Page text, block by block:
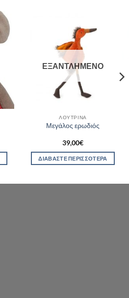
ΕΞΑΝΤΛΗΜΈΝΟ
ΛΟΎΤΡΙΝΑ
Μεγάλος ερωδιός
39,00€
ΔΙΑΒΆΣΤΕ ΠΕΡΙΣΣΌΤΕΡΑ